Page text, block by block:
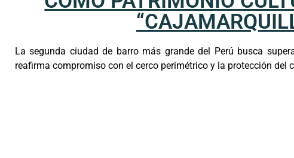
La segunda ciudad de barro más grande del Perú busca
reafirma compromiso con el cerco perimétrico y la protección del